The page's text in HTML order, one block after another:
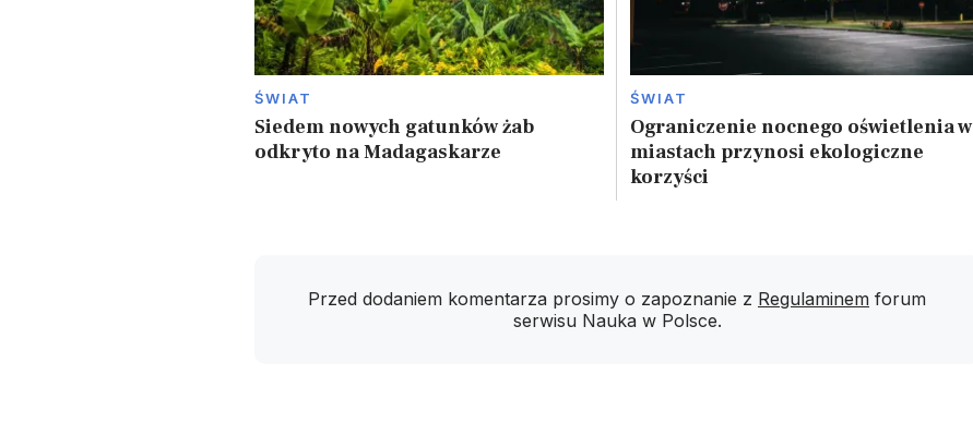
ŚWIAT
Siedem nowych gatunków żab
odkryto na Madagaskarze
ŚWIAT
Ograniczenie nocnego oświetlenia w
miastach przynosi ekologiczne
korzyści
Przed dodaniem komentarza prosimy o zapoznanie z Regulaminem forum
serwisu Nauka w Polsce.